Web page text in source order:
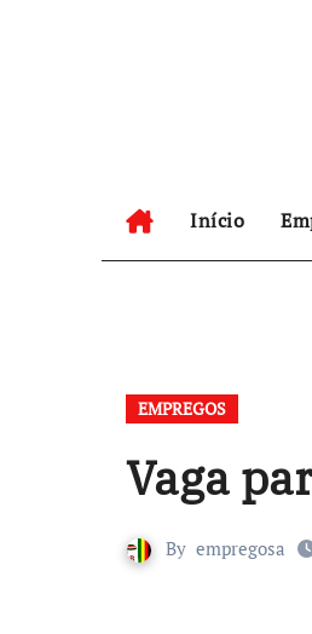
Início
EMPREGOS
Vaga
By empregosa